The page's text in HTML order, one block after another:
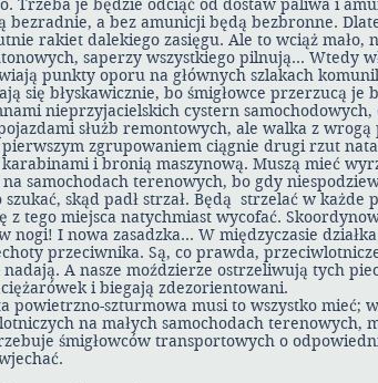
Trzeba je będzie odciąć od dostaw paliwa i
bezradnie, a bez amunicji będą bezbronne.
rakiet dalekiego zasięgu. Ale to wciąż mało,
saperzy wszystkiego pilnują… Wtedy
punkty oporu na głównych szlakach
się błyskawicznie, bo śmigłowce przerzucą je
nieprzyjacielskich cystern
służb remontowych, ale walka z wrogą
zgrupowaniem ciągnie drugi rzut
i bronią maszynową. Muszą mieć
samochodach terenowych, bo gdy
skąd padł strzał. Będą strzelać w każde
tego miejsca natychmiast wycofać.
nogi! I nowa zasadzka… W międzyczasie
przeciwnika. Są, co prawda,
A nasze moździerze ostrzeliwują tych
i biegają zdezorientowani.
powietrzno-szturmowa musi to wszystko mieć;
na małych samochodach terenowych,
śmigłowców transportowych o